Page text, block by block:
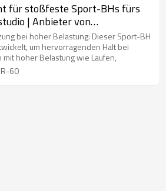
für stoßfeste Sport-BHs fürs
| Anbieter von
soliden Sport-BHs
Stoßfestigkeit
bei hoher Belastung: Dieser Sport-BH
um hervorragenden Halt bei
mit hoher Belastung wie Laufen,
60